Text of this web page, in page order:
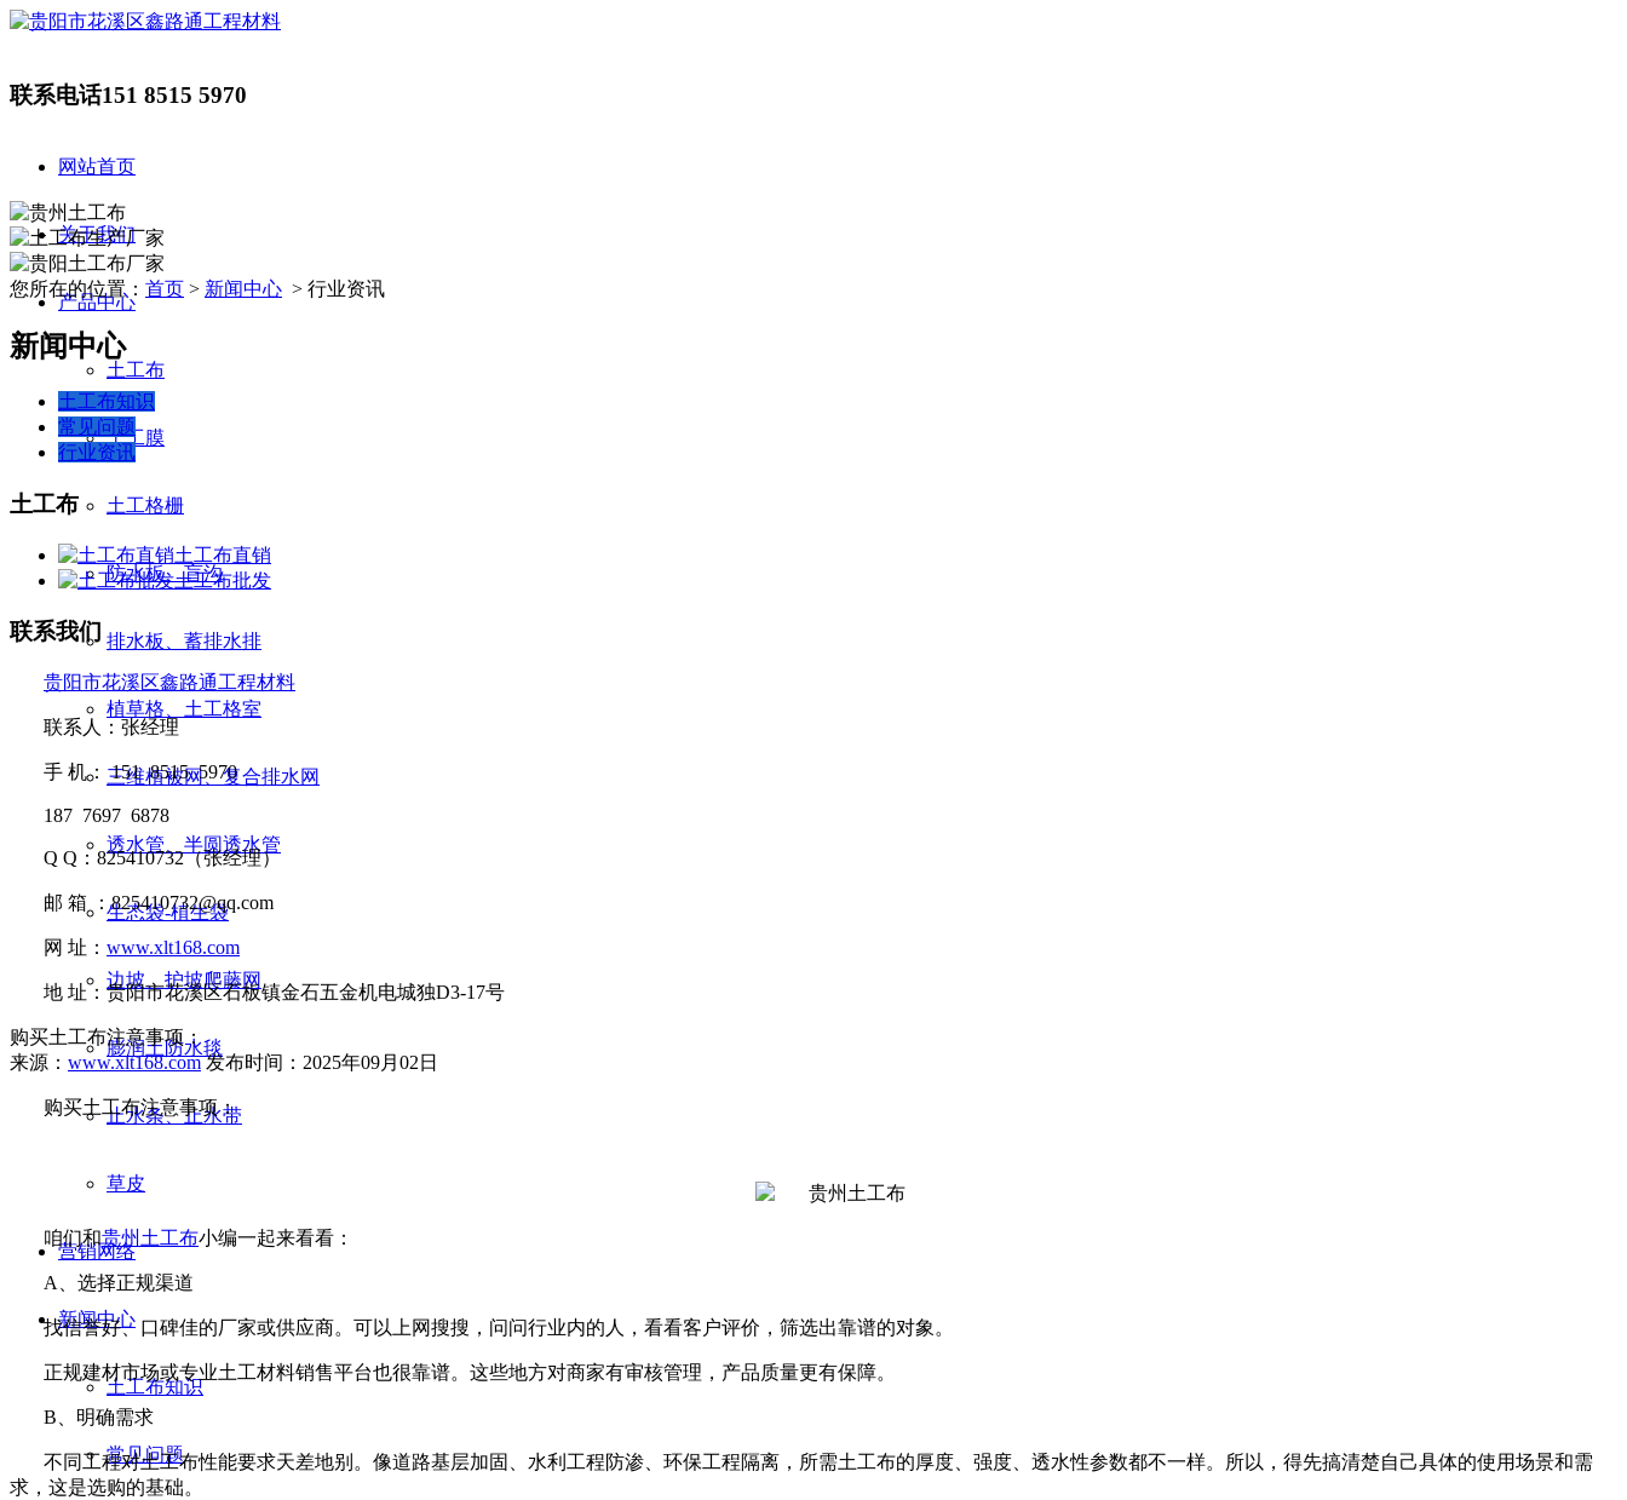
联系电话151 8515 5970
网站首页
关于我们
产品中心
土工布
土工膜
土工格栅
防水板、盲沟
排水板、蓄排水排
植草格、土工格室
三维植被网、复合排水网
透水管、半圆透水管
生态袋-植生袋
边坡、护坡爬藤网
膨润土防水毯
止水条、止水带
草皮
营销网络
新闻中心
土工布知识
常见问题
您所在的位置： 首页 > 新闻中心 > 行业资讯
新闻中心
土工布知识
常见问题
行业资讯
土工布
土工布直销
土工布批发
联系我们
贵阳市花溪区鑫路通工程材料
联系人：张经理
手 机：151 8515 5970
187 7697 6878
Q Q ： 825410732（张经理）
邮 箱 ：825410732@qq.com
网 址： www.xlt168.com
地 址：贵阳市花溪区石板镇金石五金机电城独D3-17号
购买土工布注意事项：
来源： www.xlt168.com发布时间：2025年09月02日
购买土工布注意事项：
咱们和贵州土工布小编一起来看看：
A 、选择正规渠道
找信誉好、口碑佳的厂家或供应商。可以上网搜搜，问问行业内的人，看看客户评价，筛选出靠谱的对象。
正规建材市场或专业土工材料销售平台也很靠谱。这些地方对商家有审核管理，产品质量更有保障。
B 、明确需求
不同工程对土工布性能要求天差地别。像道路基层加固、水利工程防渗、环保工程隔离，所需土工布的厚度、强度、透水性参数都不一样。所以，得先搞清楚自己具体的使用场景和需
求，这是选购的基础。